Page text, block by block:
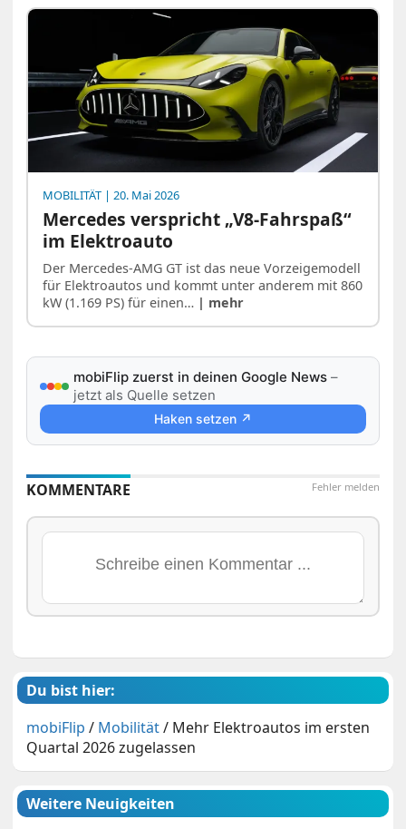
MOBILITÄT | 20. Mai 2026
Mercedes verspricht „V8-Fahrspaß“
im Elektroauto
Der Mercedes-AMG GT ist das neue Vorzeigemodell
für Elektroautos und kommt unter anderem mit 860
kW (1.169 PS) für einen… | mehr
mobiFlip zuerst in deinen Google News –
jetzt als Quelle setzen
Haken setzen ↗
Fehler melden
KOMMENTARE
Du bist hier:
mobiFlip / Mobilität/ Mehr Elektroautos im ersten
Quartal 2026 zugelassen
Weitere Neuigkeiten